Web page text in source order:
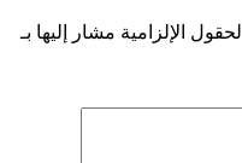
الحقول الإلزامية مشار إليها بـ